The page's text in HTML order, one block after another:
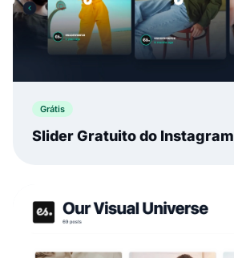
Grátis
Slider Gratuito do Instagram